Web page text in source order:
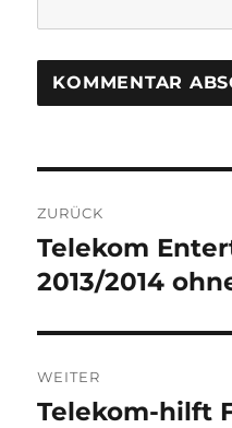
ZURÜCK
Vorheriger
Beitrag:
Telekom
2013/2014
WEITER
Nächster
Telekom-hilft